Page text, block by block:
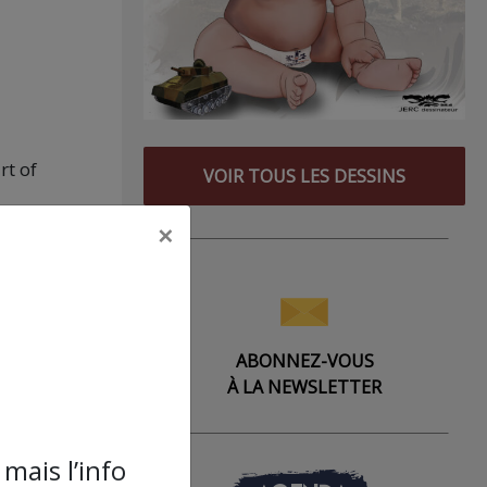
of
VOIR TOUS LES DESSINS
ABONNEZ-VOUS
À LA NEWSLETTER
×
l’info